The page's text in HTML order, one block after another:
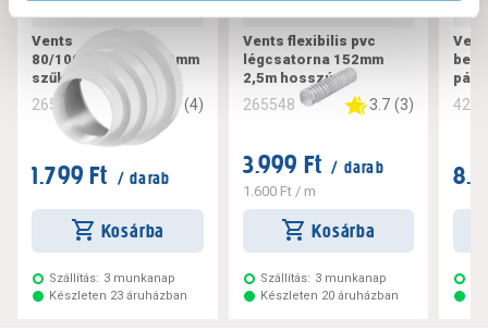
Vents
80/100/120/125/150mm
szűkítő
265571 5 (4)
1.799 Ft / darab
Kosárba
Szállítás: 3 munkanap
Készleten 23 áruházban
Vents flexibilis pvc
légcsatorna 152mm
2,5m hosszú
265548 3.7 (3)
3.999 Ft / darab
1.600 Ft/ m
Kosárba
Szállítás: 3 munkanap
Készleten 20 áruházban